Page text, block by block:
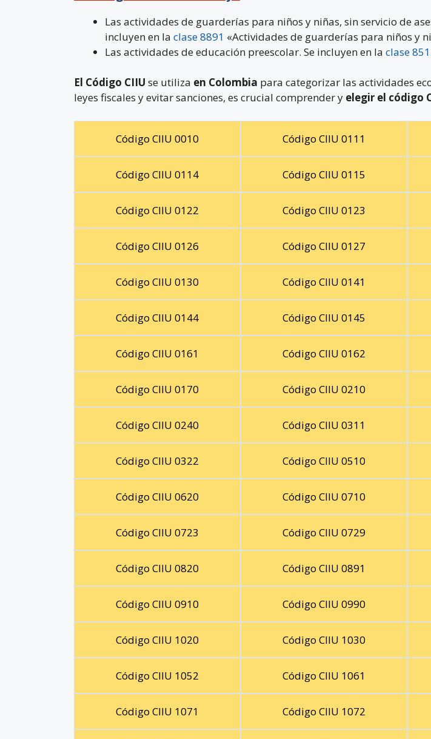
Las actividades de guarderías para niños y niñas, sin servicio de
incluyen en la clase 8891 «Actividades de guarderías para niños y
Las actividades de educación preescolar. Se incluyen en la clase
El Código CIIU se utiliza en Colombia para categorizar las actividades
leyes fiscales y evitar sanciones, es crucial comprender y elegir el código
Código CIIU 0010 Código CIIU 0111
Código CIIU 0114 Código CIIU 0115
Código CIIU 0122 Código CIIU 0123
Código CIIU 0126 Código CIIU 0127
Código CIIU 0130 Código CIIU 0141
Código CIIU 0144 Código CIIU 0145
Código CIIU 0161 Código CIIU 0162
Código CIIU 0170 Código CIIU 0210
Código CIIU 0240 Código CIIU 0311
Código CIIU 0322 Código CIIU 0510
Código CIIU 0620 Código CIIU 0710
Código CIIU 0723 Código CIIU 0729
Código CIIU 0820 Código CIIU 0891
Código CIIU 0910 Código CIIU 0990
Código CIIU 1020 Código CIIU 1030
Código CIIU 1052 Código CIIU 1061
Código CIIU 1071 Código CIIU 1072